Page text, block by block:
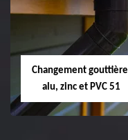
changement de
tuile de rive 51
Changement
alu, zinc et PVC 51